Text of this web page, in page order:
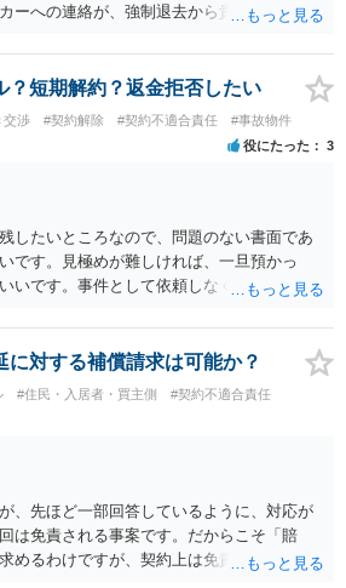
ーへの連絡が、強制退去から貴殿を守るた
にはならない と考えます。
？短期解約？返金拒否したい
交渉 #契約解除 #契約不適合責任 #事故物件
役にたった 3
したいところなので、問題のない書面であ
です。見極めが難しければ、一旦預かっ
いです。事件として依頼しなくても、それ
に対する補償請求は可能か？
#住民・入居者・買主側 #契約不適合責任
、先ほど一部回答しているように、対応が
は免責される事案です。だからこそ「賠
めるわけですが、契約上は免責されると思